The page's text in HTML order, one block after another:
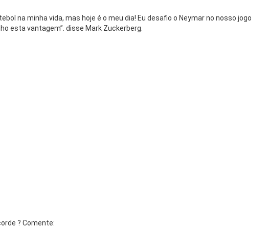
na minha vida, mas hoje é o meu dia! Eu desafio o Neymar no nosso jogo
esta vantagem”. disse Mark Zuckerberg.
? Comente: